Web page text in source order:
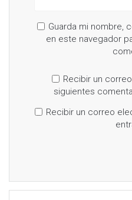
Guarda mi nombre,
en este navegador
Recibir un
siguientes
Recibir un correo